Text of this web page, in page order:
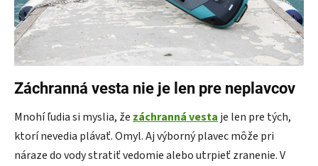
Záchranná vesta nie je len pre neplavcov
Mnohí ľudia si myslia, že záchranná vesta je len pre tých,
ktorí nevedia plávať. Omyl. Aj výborný plavec môže pri
náraze do vody stratiť vedomie alebo utrpieť zranenie. V